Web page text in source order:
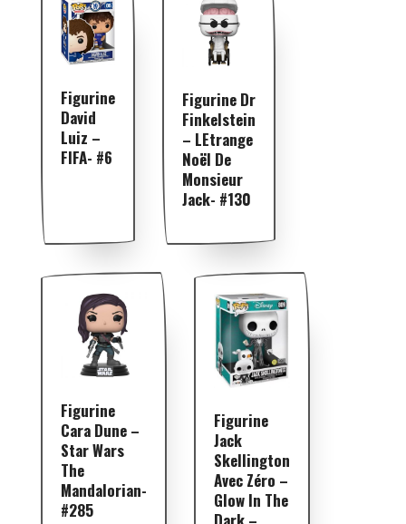
Figurine
David
Luiz –
FIFA- #6
Figurine Dr
Finkelstein
– LEtrange
Noël De
Monsieur
Jack- #130
Figurine
Cara Dune –
Star Wars
The
Mandalorian-
#285
Figurine
Jack
Skellington
Avec Zéro –
Glow In The